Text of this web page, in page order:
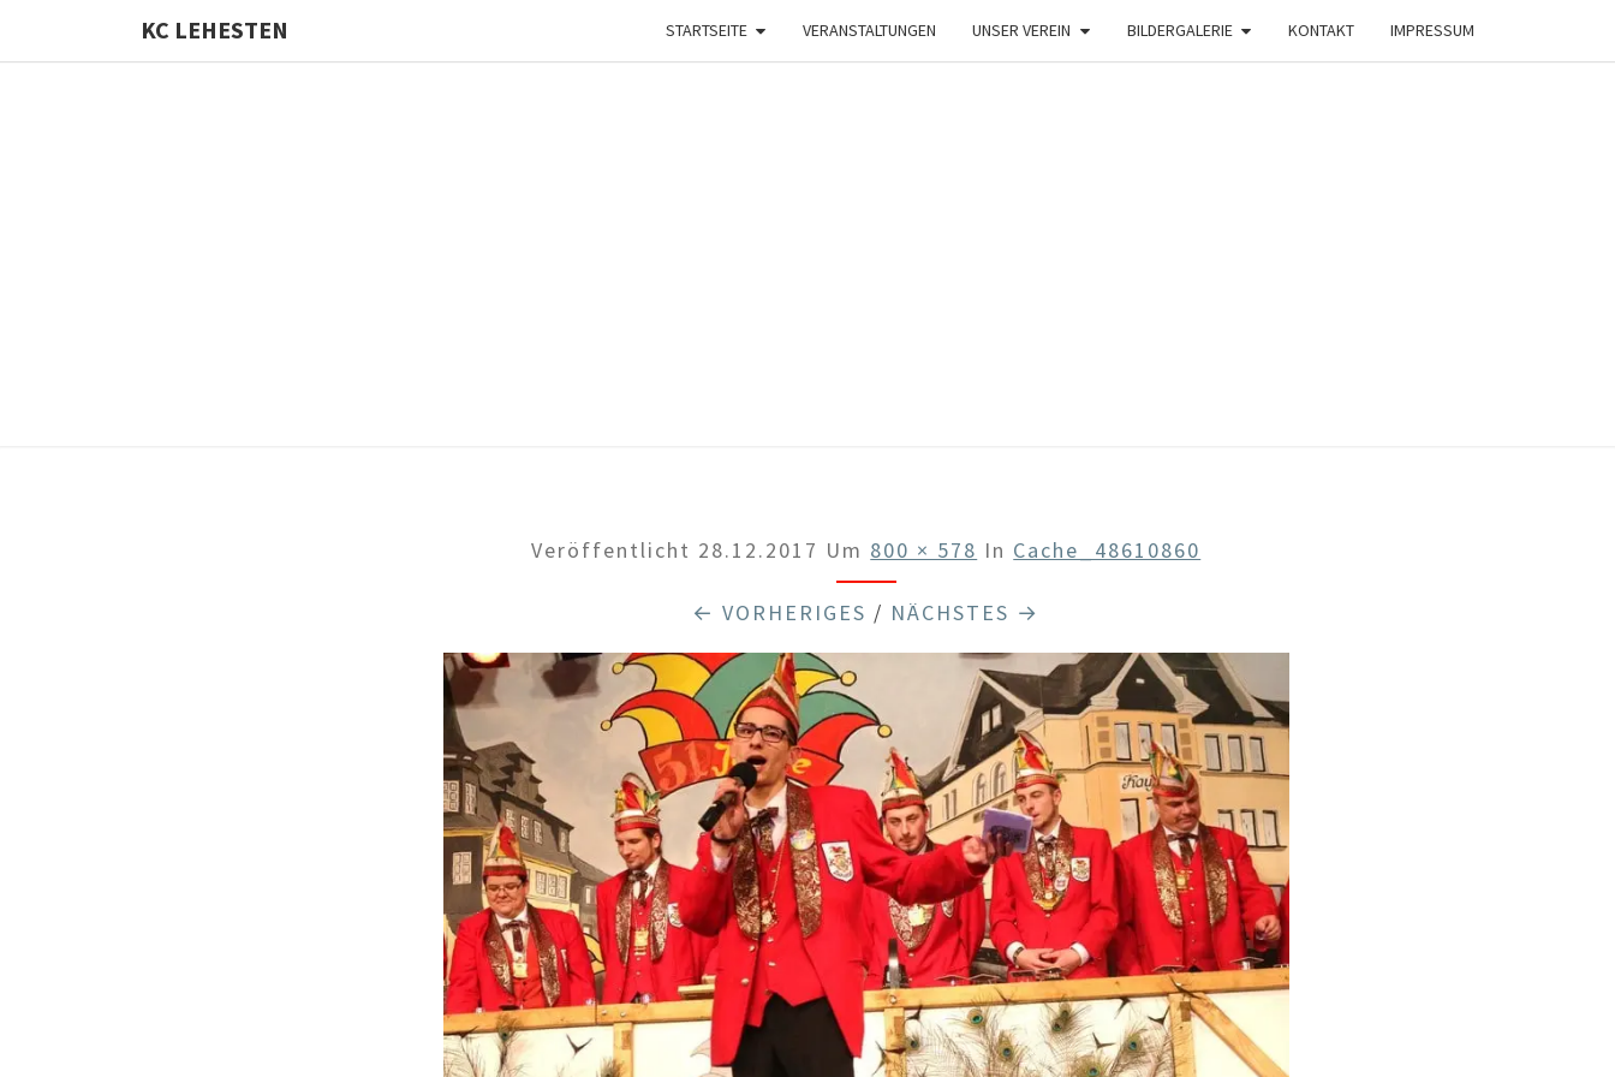
KC LEHESTEN STARTSEITE VERANSTALTUNGEN UNSER VEREIN BILDERGALERIE KONTAKT IMPRESSUM
Veröffentlicht 28.12.2017 Um 800 × 578 In Cache_48610860
← VORHERIGES / NÄCHSTES →